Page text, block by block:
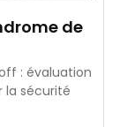
de
: évaluation
la sécurité